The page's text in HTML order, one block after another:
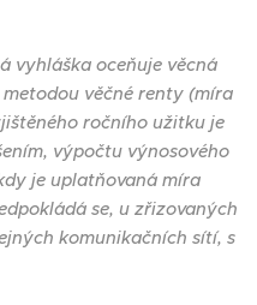
vyhláška oceňuje věcná
věčné renty (míra
ročního užitku je
výpočtu výnosového
je uplatňovaná míra
se, u zřizovaných
komunikačních sítí, s